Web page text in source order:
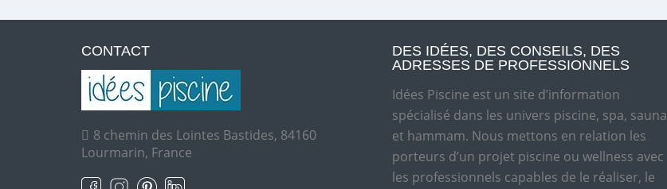
CONTACT
8 chemin des Lointes Bastides, 84160
Lourmarin, France
DES IDÉES, DES CONSEILS, DES
ADRESSES DE PROFESSIONNELS
Idées Piscine est un site d’information
spécialisé dans les univers piscine, spa, sauna
et hammam. Nous mettons en relation les
porteurs d’un projet piscine ou wellness avec
les professionnels capables de le réaliser, le